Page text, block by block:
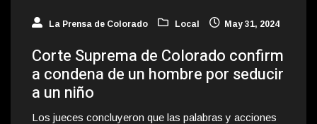
La Prensa de Colorado Local May 31, 2024
Corte Suprema de Colorado confirm
a condena de un hombre por seducir
a un niño
Los jueces concluyeron que las palabras y acciones